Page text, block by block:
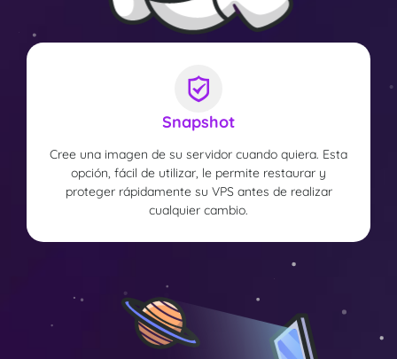
Snapshot
Cree una imagen de su servidor cuando quiera. Esta
opción, fácil de utilizar, le permite restaurar y
proteger rápidamente su VPS antes de realizar
cualquier cambio.